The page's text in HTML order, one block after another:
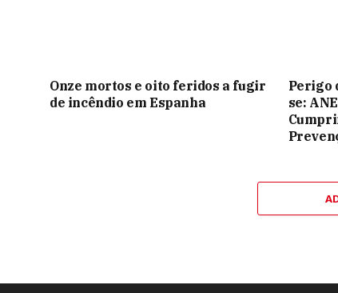
Onze mortos e oito feridos a fugir
de incêndio em Espanha
Perigo
se: